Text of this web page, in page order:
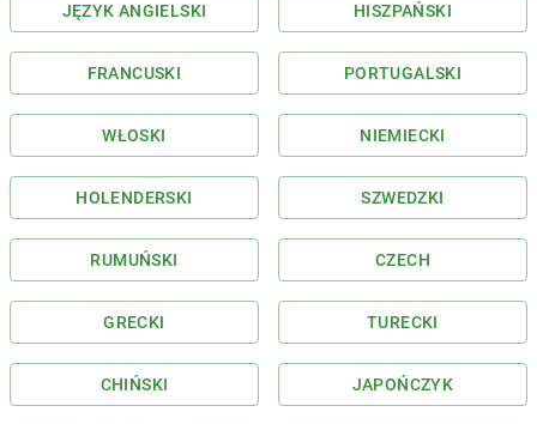
JĘZYK ANGIELSKI HISZPAŃSKI
FRANCUSKI PORTUGALSKI
WŁOSKI NIEMIECKI
HOLENDERSKI SZWEDZKI
RUMUŃSKI CZECH
GRECKI TURECKI
CHIŃSKI JAPOŃCZYK